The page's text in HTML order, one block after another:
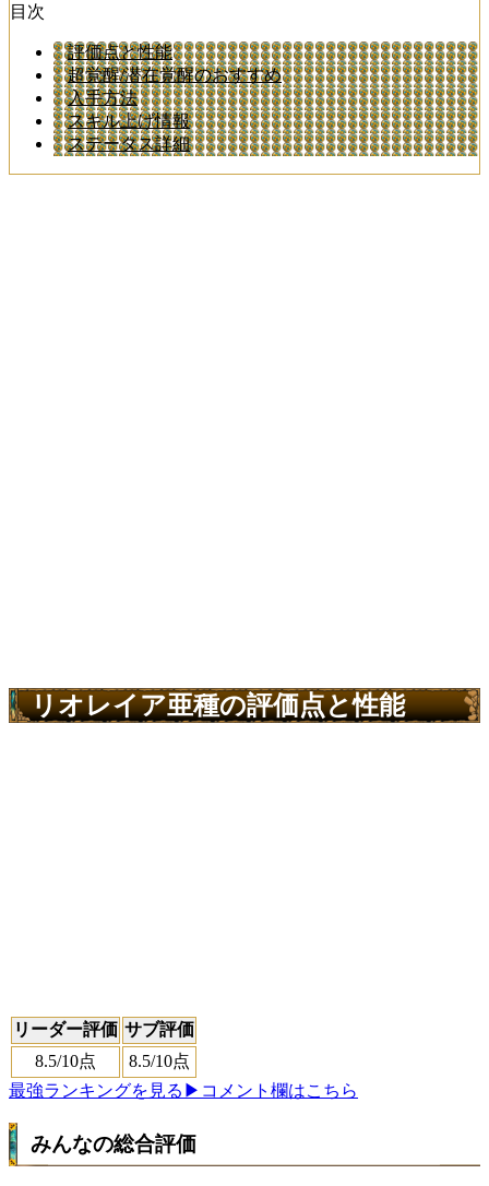
目次
評価点と性能
超覚醒/潜在覚醒のおすすめ
入手方法
スキル上げ情報
ステータス詳細
リオレイア亜種の評価点と性能
リーダー評価 サブ評価
8.5/10点 8.5/10点
最強ランキングを見る ▶コメント欄はこちら
みんなの総合評価